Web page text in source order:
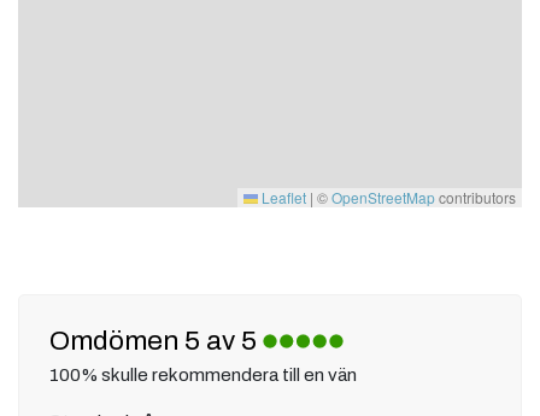
Leaflet | ©OpenStreetMapcontributors
Omdömen 5 av 5
100% skulle rekommendera till en vän